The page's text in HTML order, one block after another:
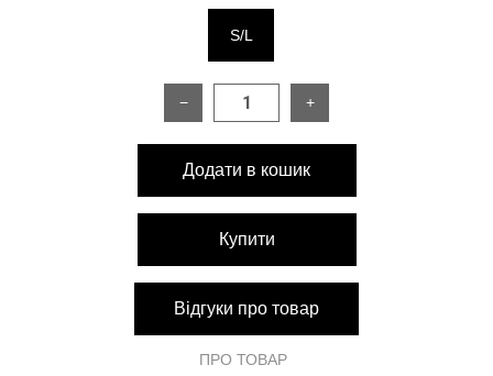
S/L
− +
Додати в кошик
Купити
Відгуки про товар
ПРО ТОВАР